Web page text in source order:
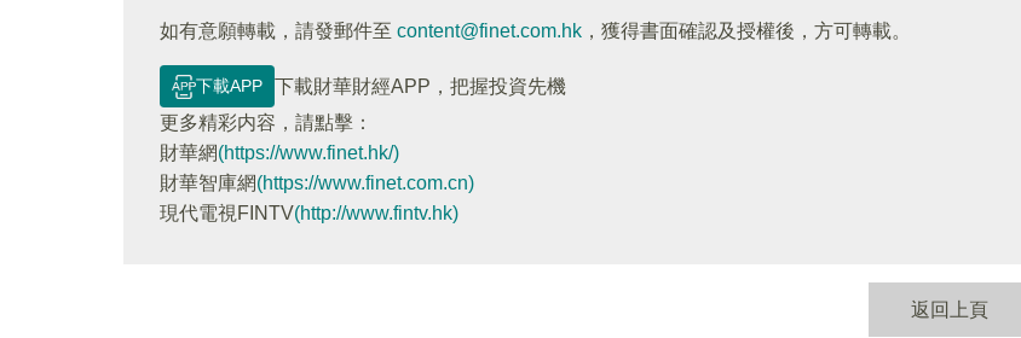
如有意願轉載，請發郵件至 content@finet.com.hk ，獲得書面確認及授權後，方可轉載。
下載APP
下載財華財經APP，把握投資先機
更多精彩内容，請點擊：
財華網(https://www.finet.hk/)
財華智庫網(https://www.finet.com.cn)
現代電視FINTV(http://www.fintv.hk)
返回上頁